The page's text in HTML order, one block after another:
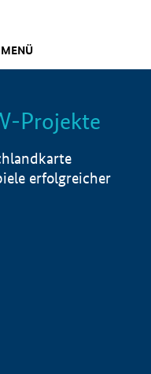
MENÜ
Info
Projekte
erfolgreicher